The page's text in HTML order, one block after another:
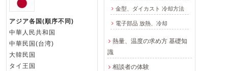
金型、ダイカスト 冷却方法
電子部品 放熱、冷却
熱量、温度の求め方 基礎知
識
相談者の体験
アジア各国(順序不同)
中華人民共和国
中華民国(台湾)
大韓民国
タイ王国